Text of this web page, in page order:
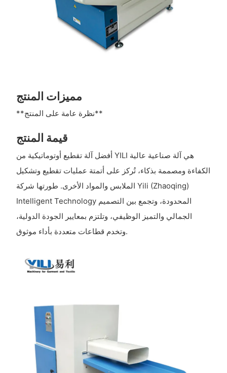
مميزات المنتج
**نظرة عامة على المنتج**
قيمة المنتج
أفضل آلة تقطيع أوتوماتيكية من YILI هي آلة صناعية عالية
الكفاءة ومصممة بذكاء، تُركز على أتمتة عمليات تقطيع وتشكيل
الملابس والمواد الأخرى. طورتها شركة Yili (Zhaoqing)
Intelligent Technology المحدودة، وتجمع بين التصميم
الجمالي والتميز الوظيفي، وتلتزم بمعايير الجودة الدولية،
وتخدم قطاعات متعددة بأداء موثوق.